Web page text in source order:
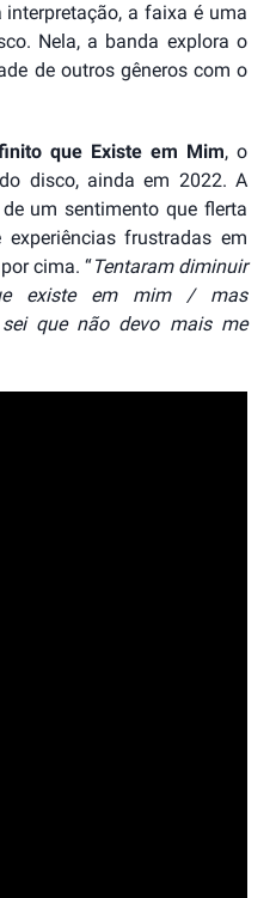
a faixa é uma
Nela, a banda explora o
de outros gêneros com o
que Existe em Mim, o
disco, ainda em 2022. A
um sentimento que flerta
frustradas em
cima. “Tentaram diminuir
existe em mim / mas
que não devo mais me